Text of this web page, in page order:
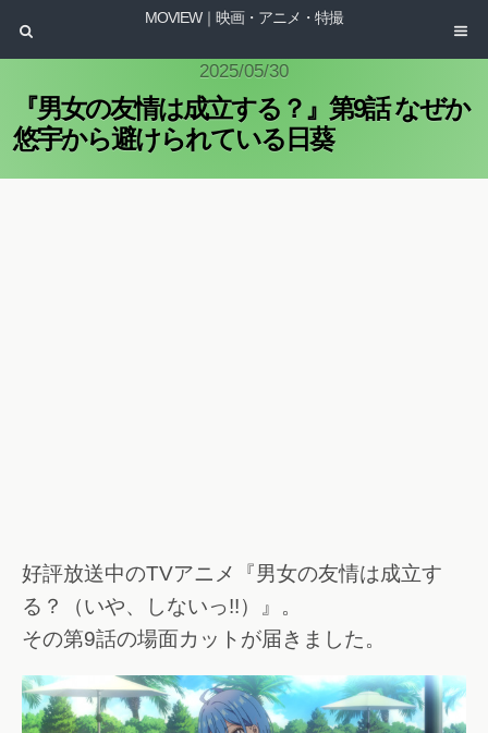
MOVIEW｜映画・アニメ・特撮
2025/05/30
『男女の友情は成立する？』第9話 なぜか
悠宇から避けられている日葵
好評放送中のTVアニメ『男女の友情は成立す
る？（いや、しないっ!!）』。
その第9話の場面カットが届きました。